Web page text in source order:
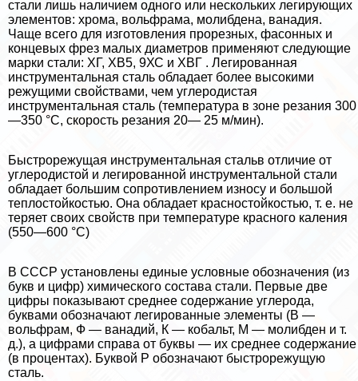
стали лишь наличием одного или нескольких легирующих
элементов: хрома, вольфрама, молибдена, ванадия.
Чаще всего для изготовления прорезных, фасонных и
концевых фрез малых диаметров применяют следующие
марки стали: ХГ, ХВ5, 9ХС и ХВГ . Легированная
инструментальная сталь обладает более высокими
режущими свойствами, чем углеродистая
инструментальная сталь (температура в зоне резания 300
—350 °С, скорость резания 20— 25 м/мин).
Быстрорежущая инструментальная стальв отличие от
углеродистой и легированной инструментальной стали
обладает большим сопротивлением износу и большой
теплостойкостью. Она обладает красностойкостью, т. е. не
теряет своих свойств при температуре красного каления
(550—600 °С)
В СССР установлены единые условные обозначения (из
букв и цифр) химического состава стали. Первые две
цифры показывают среднее содержание углерода,
буквами обозначают легированные элементы (В —
вольфрам, Ф — ванадий, К — кобальт, М — молибден и т.
д.), а цифрами справа от буквы — их среднее содержание
(в процентах). Буквой Р обозначают быстрорежущую
сталь.